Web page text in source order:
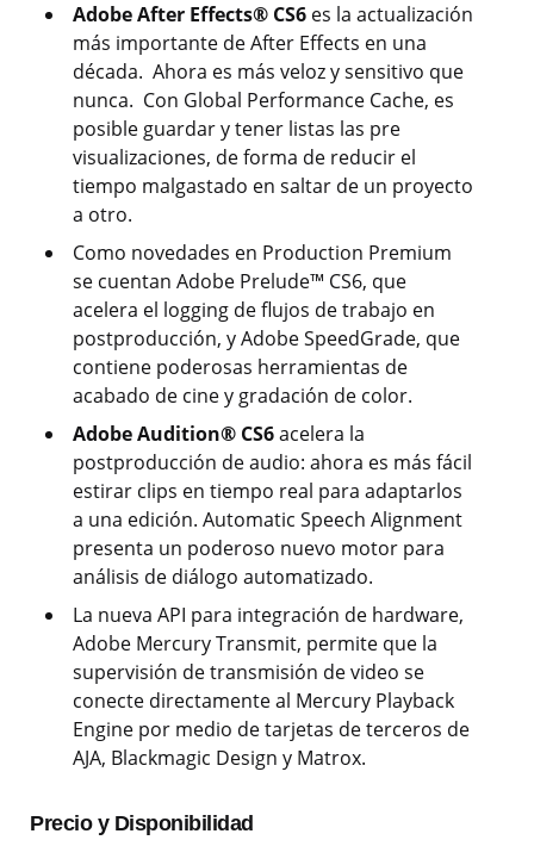
Adobe After Effects® CS6 es la actualización
más importante de After Effects en una
década. Ahora es más veloz y sensitivo que
nunca. Con Global Performance Cache, es
posible guardar y tener listas las pre
visualizaciones, de forma de reducir el
tiempo malgastado en saltar de un proyecto
a otro.
Como novedades en Production Premium
se cuentan Adobe Prelude™ CS6, que
acelera el logging de flujos de trabajo en
postproducción, y Adobe SpeedGrade, que
contiene poderosas herramientas de
acabado de cine y gradación de color.
Adobe Audition® CS6acelera la
postproducción de audio: ahora es más fácil
estirar clips en tiempo real para adaptarlos
a una edición. Automatic Speech Alignment
presenta un poderoso nuevo motor para
análisis de diálogo automatizado.
La nueva API para integración de hardware,
Adobe Mercury Transmit, permite que la
supervisión de transmisión de video se
conecte directamente al Mercury Playback
Engine por medio de tarjetas de terceros de
AJA, Blackmagic Design y Matrox.
Precio y Disponibilidad